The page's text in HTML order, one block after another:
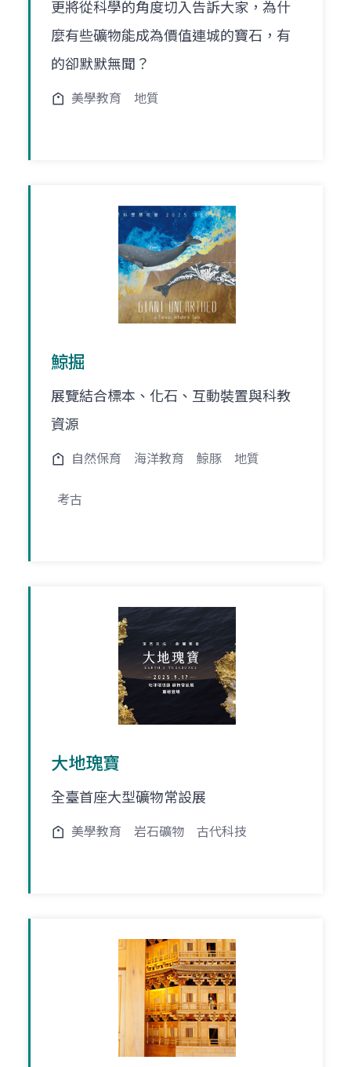
更將從科學的角度切入告訴大家，為什
麼有些礦物能成為價值連城的寶石，有
的卻默默無聞？
美學教育 地質
鯨掘
展覽結合標本、化石、互動裝置與科教
資源
自然保育 海洋教育 鯨豚 地質
考古
大地瑰寶
全臺首座大型礦物常設展
美學教育 岩石礦物 古代科技